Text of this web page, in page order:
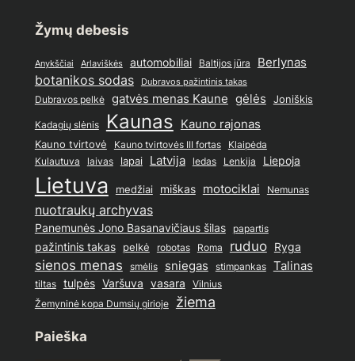
Žymų debesis
Anykščiai Arlaviškės automobiliai Baltijos jūra
Berlynas
botanikos sodas
Dubravos pažintinis takas
Dubravos pelkė gatvės menas Kaune gėlės Joniškis
Kadagių slėnis Kaunas Kauno rajonas
Kauno tvirtovė Kauno tvirtovės III fortas Klaipėda
Kulautuva laivas lapai Latvija ledas Lenkija Liepoja
Lietuva medžiai miškas motociklai Nemunas
nuotraukų archyvas
Panemunės Jono Basanavičiaus šilas papartis
pažintinis takas pelkė robotas Roma ruduo Ryga
sienos menas smėlis sniegas stimpankas Talinas
tiltas tulpės Varšuva vasara Vilnius
Žemyninė kopa Dumsių girioje žiema
Paieška